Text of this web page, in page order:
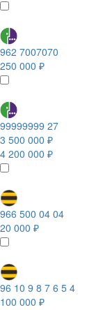
962 7007070
250 000 ₽
99999999 27
3 500 000 ₽
4 200 000 ₽
966 500 04 04
20 000 ₽
96 10 9 8 7 6 5 4
100 000 ₽